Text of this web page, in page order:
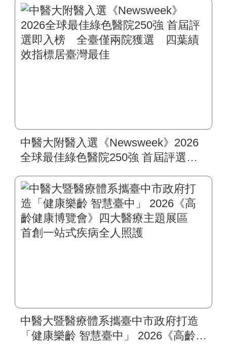
中醫大附醫入選《Newsweek》2026
全球最佳綠色醫院250強 首屆評選即
標居臺灣最佳
中醫大暨醫療體系攜臺中市政府打造
「健康樂齡 智慧臺中」 2026《高齡健